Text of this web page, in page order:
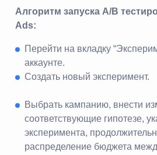
Алгоритм запуска А/В
Ads:
Перейти на вкладку
аккаунте.
Создать новый эксперимент.
Выбрать кампанию, внести
соответствующие гипотезе,
эксперимента,
распределение бюджета